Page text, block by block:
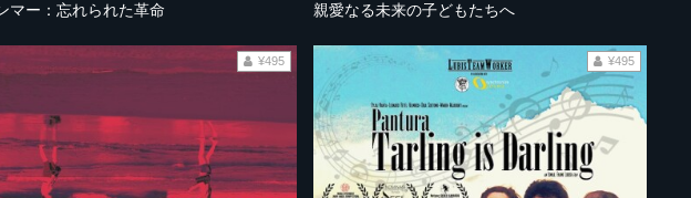
マー：忘れられた革命 親愛なる未来の子どもたちへ
¥495 ¥495